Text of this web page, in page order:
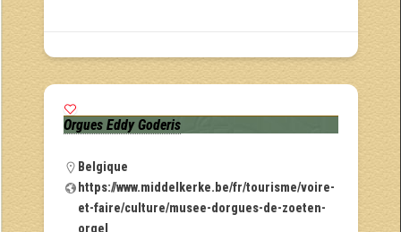
Orgues Eddy Goderis
Belgique
https://www.middelkerke.be/fr/tourisme/voire-
et-faire/culture/musee-dorgues-de-zoeten-
orgel